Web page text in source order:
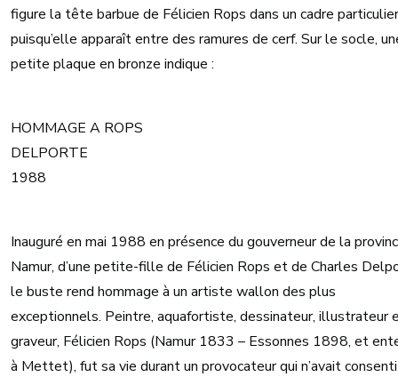
figure la tête barbue de Félicien Rops dans un cadre particulier
puisqu’elle apparaît entre des ramures de cerf. Sur le socle,
petite plaque en bronze indique :
HOMMAGE A ROPS
DELPORTE
1988
Inauguré en mai 1988 en présence du gouverneur de la
Namur, d’une petite-fille de Félicien Rops et de Charles
le buste rend hommage à un artiste wallon des plus
exceptionnels. Peintre, aquafortiste, dessinateur, illustrateur
graveur, Félicien Rops (Namur 1833 – Essonnes 1898, et
à Mettet), fut sa vie durant un provocateur qui n’avait